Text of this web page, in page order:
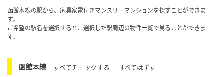
函館本線の駅から、家具家電付きマンスリーマンションを探すことができま
す。
ご希望の駅名を選択すると、選択した駅周辺の物件一覧で見ることができま
す。
函館本線 すべてチェックする すべてはずす